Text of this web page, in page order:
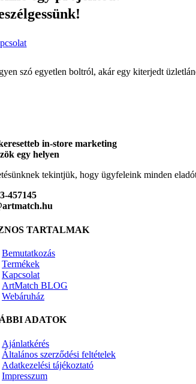
szó egyetlen boltról, akár egy kiterjedt
in-store marketing
egy helyen
tekintjük, hogy ügyfeleink minden
457145
TARTALMAK
Bemutatkozás
Termékek
Kapcsolat
ArtMatch BLOG
Webáruház
ADATOK
Ajánlatkérés
Általános szerződési feltételek
Adatkezelési tájékoztató
Impresszum